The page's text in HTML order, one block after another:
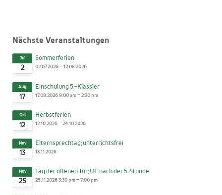
Nächste Veranstaltungen
2
Jul Sommerferien
02.07.2026-12.08.2026
17
Aug Einschulung 5.-Klässler
17.08.20269:00 am-2:30 pm
12
Okt Herbstferien
12.10.2026-24.10.2026
13
Nov Elternsprechtag; unterrichtsfrei
13.11.2026
25
Nov Tag der offenen Tür; UE nach der 5. Stunde
25.11.20263:30 pm-7:00 pm